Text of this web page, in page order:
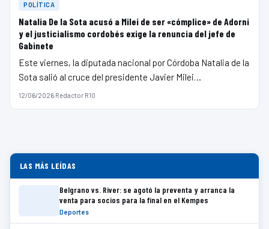
POLÍTICA
Natalia De la Sota acusó a Milei de ser «cómplice» de Adorni
y el justicialismo cordobés exige la renuncia del jefe de
Gabinete
Este viernes, la diputada nacional por Córdoba Natalia de la
Sota salió al cruce del presidente Javier Milei…
12/06/2026·Redactor R10
LAS MÁS LEÍDAS
Belgrano vs. River: se agotó la preventa y arranca la
venta para socios para la final en el Kempes
Deportes